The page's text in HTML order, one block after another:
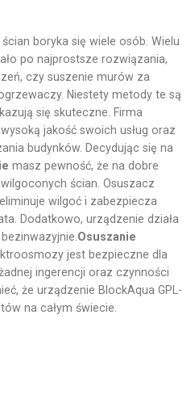
boryka się wiele osób. Wielu
po najprostsze rozwiązania,
czy suszenie murów za
Niestety metody te są
się skuteczne. Firma
jakość swoich usług oraz
budynków. Decydując się na
masz pewność, że na dobre
ścian. Osuszacz
wilgoć i zabezpiecza
Dodatkowo, urządzenie działa
Osuszanie
jest bezpieczne dla
ingerencji oraz czynności
że urządzenie BlockAqua GPL-
na całym świecie.